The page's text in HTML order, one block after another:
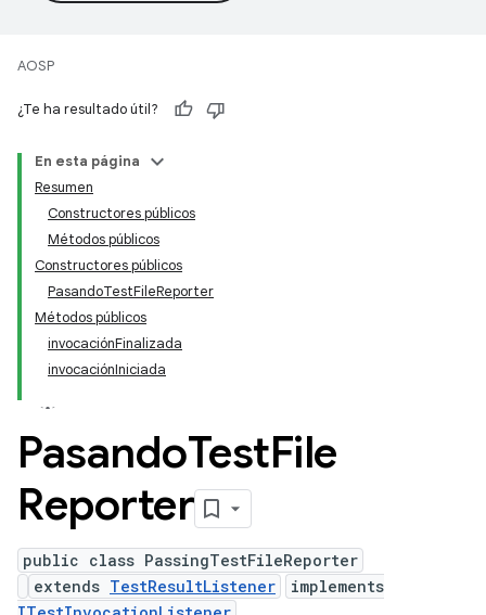
AOSP
¿Te ha resultado útil?
En esta página
Resumen
Constructores públicos
Métodos públicos
Constructores públicos
PasandoTestFileReporter
Métodos públicos
invocaciónFinalizada
invocaciónIniciada
PasandoTestFile
Reporter
public class PassingTestFileReporter
extends TestResultListener
implements